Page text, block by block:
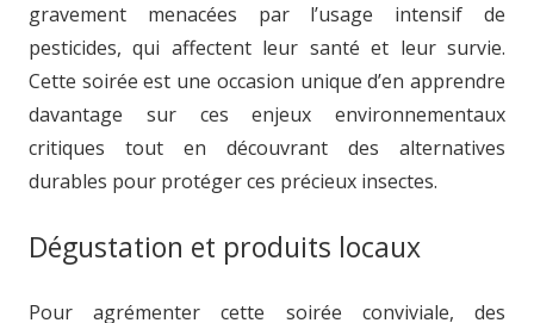
gravement menacées par l’usage intensif de
pesticides, qui affectent leur santé et leur survie.
Cette soirée est une occasion unique d’en apprendre
davantage sur ces enjeux environnementaux
critiques tout en découvrant des alternatives
durables pour protéger ces précieux insectes.
Dégustation et produits locaux
Pour agrémenter cette soirée conviviale, des